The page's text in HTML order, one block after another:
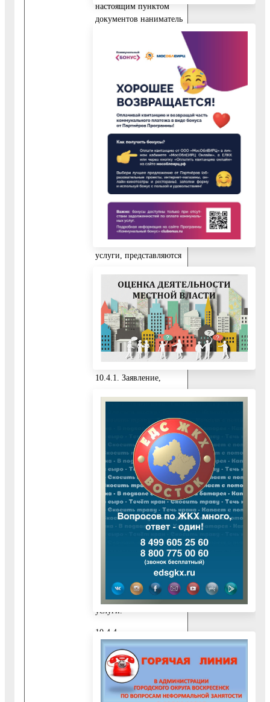
настоящим пунктом
документов наниматель
перепланируемого
жилого помещения по
договору социального
найма).
10.4. В случае
обращения за
получением
государственной
услуги представителя
заявителя,
уполномоченного на
сдачу документов и
получение результата
предоставления
государственной
услуги, представляются
обязательные
документы по
основанию,
указанному в пункте
6.1.1 настоящего
Административного
регламента:
10.4.1. Заявление,
заявителем.
10.4.2. Документ,
удостоверяющий
личность представителя
заявителя.
10.4.3. Документ,
подтверждающий
полномочия
представителя
уполномоченного на
сдачу документов и
получение результата
оказания
государственной
услуги.
10.4.4.
Правоустанавливающие
документы на
переустраиваемое и
(или) перепланируемое
жилое помещение,